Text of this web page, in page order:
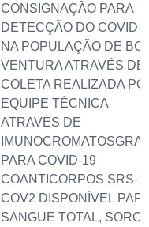
CONSIGNAÇÃO PARA
DETECÇÃO DO COVID-
NA POPULAÇÃO DE
VENTURA ATRAVÉS DE
COLETA REALIZADA
EQUIPE TÉCNICA
ATRAVÉS DE
PARA COVID-19
COANTICORPOS SRS-
COV2 DISPONÍVEL
SANGUE TOTAL, SORO,